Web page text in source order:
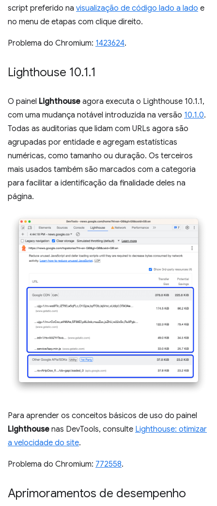
script preferido na visualização de código lado a lado e
no menu de etapas com clique direito.
Problema do Chromium: 1423624.
Lighthouse 10.1.1
O painel Lighthouse agora executa o Lighthouse 10.1.1,
com uma mudança notável introduzida na versão 10.1.0.
Todas as auditorias que lidam com URLs agora são
agrupadas por entidade e agregam estatísticas
numéricas, como tamanho ou duração. Os terceiros
mais usados também são marcados com a categoria
para facilitar a identificação da finalidade deles na
página.
Para aprender os conceitos básicos de uso do painel
Lighthouse nas DevTools, consulte Lighthouse: otimizar
a velocidade do site.
Problema do Chromium: 772558.
Aprimoramentos de desempenho